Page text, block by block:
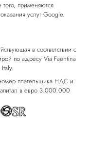
применяются
услуг Google.
в соответствии с
по адресу Via Faentina
плательщика НДС и
в евро 3.000.000